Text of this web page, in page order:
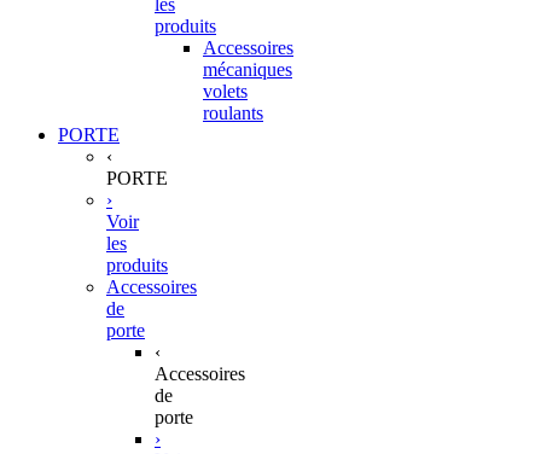
produits
Accessoires
mécaniques
volets
roulants
PORTE
‹
PORTE
›
Voir
les
produits
Accessoires
de
porte
‹
Accessoires
de
porte
›